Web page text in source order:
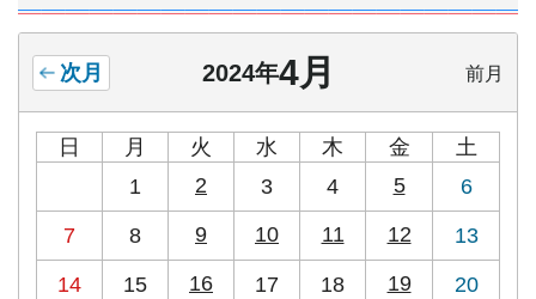
2024年4月
次月 前月
日 月 火 水 木 金
土
1
2 3 4 5 6
7 8 9 10 11 12 13
14 15 16 17 18 19 20